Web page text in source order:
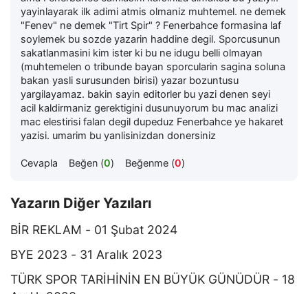
yayinlayarak ilk adimi atmis olmaniz muhtemel. ne demek
"Fenev" ne demek "Tirt Spir" ? Fenerbahce formasina laf
soylemek bu sozde yazarin haddine degil. Sporcusunun
sakatlanmasini kim ister ki bu ne idugu belli olmayan
(muhtemelen o tribunde bayan sporcularin sagina soluna
bakan yasli surusunden birisi) yazar bozuntusu
yargilayamaz. bakin sayin editorler bu yazi denen seyi
acil kaldirmaniz gerektigini dusunuyorum bu mac analizi
mac elestirisi falan degil dupeduz Fenerbahce ye hakaret
yazisi. umarim bu yanlisinizdan donersiniz
Cevapla Beğen (0) Beğenme (0)
Yazarın Diğer Yazıları
BİR REKLAM - 01 Şubat 2024
BYE 2023 - 31 Aralık 2023
TÜRK SPOR TARİHİNİN EN BÜYÜK GÜNÜDÜR - 18